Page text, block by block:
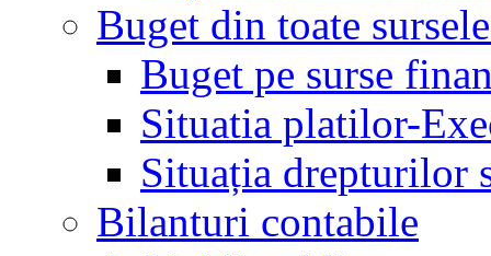
Buget din toate
Buget pe surse
Situatia platilor-
Situația drepturilor
Bilanturi contabile